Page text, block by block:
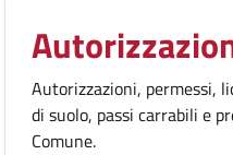
Autorizzazioni, permessi,
di suolo, passi carrabili e
Comune.